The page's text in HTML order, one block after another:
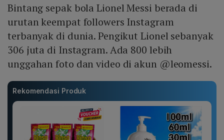
Bintang sepak bola Lionel Messi berada di
urutan keempat followers Instagram
terbanyak di dunia. Pengikut Lionel sebanyak
306 juta di Instagram. Ada 800 lebih
unggahan foto dan video di akun @leomessi.
Rekomendasi Produk